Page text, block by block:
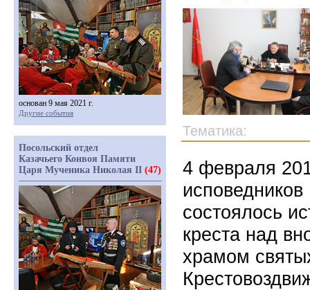
Тематика:
4 февраля
состоялось
креста над
храмом
основан 9 мая 2021 г.
Другие события
Посольский отдел
Казачьего Конвоя Памяти
Царя Мученика Николая II (47)